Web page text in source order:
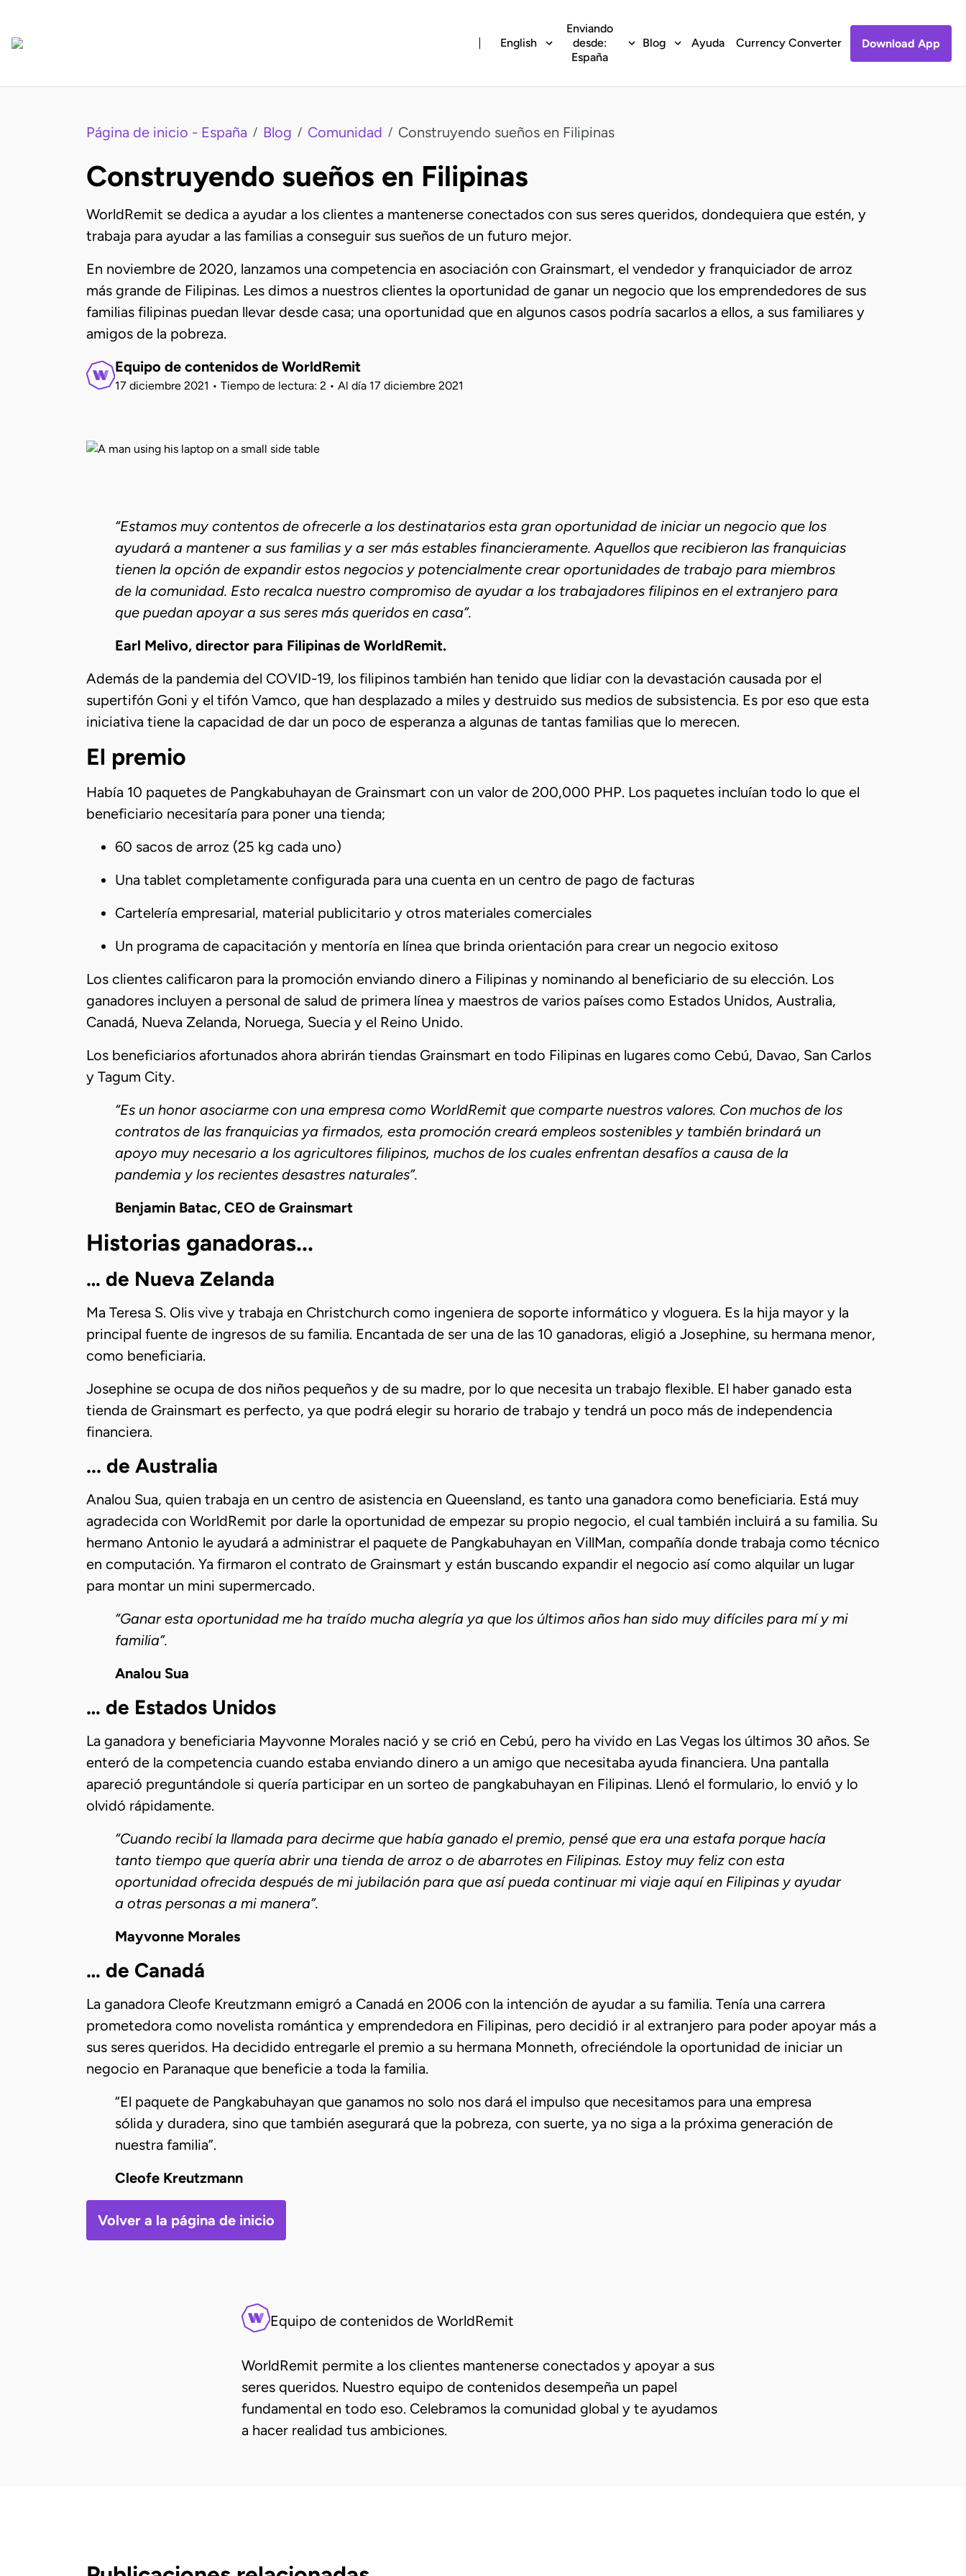
English
Enviando
desde:
España
Blog Ayuda Currency Converter Download App
Página de inicio - España / Blog / Comunidad / Construyendo sueños en Filipinas
Construyendo sueños en Filipinas
WorldRemit se dedica a ayudar a los clientes a mantenerse conectados con sus seres queridos, dondequiera que estén, y
trabaja para ayudar a las familias a conseguir sus sueños de un futuro mejor.
En noviembre de 2020, lanzamos una competencia en asociación con Grainsmart, el vendedor y franquiciador de arroz
más grande de Filipinas. Les dimos a nuestros clientes la oportunidad de ganar un negocio que los emprendedores de sus
familias filipinas puedan llevar desde casa; una oportunidad que en algunos casos podría sacarlos a ellos, a sus familiares y
amigos de la pobreza.
Equipo de contenidos de WorldRemit
17 diciembre 2021 • Tiempo de lectura: 2 • Al día 17 diciembre 2021
“Estamos muy contentos de ofrecerle a los destinatarios esta gran oportunidad de iniciar un negocio que los
ayudará a mantener a sus familias y a ser más estables financieramente. Aquellos que recibieron las franquicias
tienen la opción de expandir estos negocios y potencialmente crear oportunidades de trabajo para miembros
de la comunidad. Esto recalca nuestro compromiso de ayudar a los trabajadores filipinos en el extranjero para
que puedan apoyar a sus seres más queridos en casa”.
Earl Melivo, director para Filipinas de WorldRemit.
Además de la pandemia del COVID-19, los filipinos también han tenido que lidiar con la devastación causada por el
supertifón Goni y el tifón Vamco, que han desplazado a miles y destruido sus medios de subsistencia. Es por eso que esta
iniciativa tiene la capacidad de dar un poco de esperanza a algunas de tantas familias que lo merecen.
El premio
Había 10 paquetes de Pangkabuhayan de Grainsmart con un valor de 200,000 PHP. Los paquetes incluían todo lo que el
beneficiario necesitaría para poner una tienda;
60 sacos de arroz (25 kg cada uno)
Una tablet completamente configurada para una cuenta en un centro de pago de facturas
Cartelería empresarial, material publicitario y otros materiales comerciales
Un programa de capacitación y mentoría en línea que brinda orientación para crear un negocio exitoso
Los clientes calificaron para la promoción enviando dinero a Filipinas y nominando al beneficiario de su elección. Los
ganadores incluyen a personal de salud de primera línea y maestros de varios países como Estados Unidos, Australia,
Canadá, Nueva Zelanda, Noruega, Suecia y el Reino Unido.
Los beneficiarios afortunados ahora abrirán tiendas Grainsmart en todo Filipinas en lugares como Cebú, Davao, San Carlos
y Tagum City.
“Es un honor asociarme con una empresa como WorldRemit que comparte nuestros valores. Con muchos de los
contratos de las franquicias ya firmados, esta promoción creará empleos sostenibles y también brindará un
apoyo muy necesario a los agricultores filipinos, muchos de los cuales enfrentan desafíos a causa de la
pandemia y los recientes desastres naturales”.
Benjamin Batac, CEO de Grainsmart
Historias ganadoras...
… de Nueva Zelanda
Ma Teresa S. Olis vive y trabaja en Christchurch como ingeniera de soporte informático y vloguera. Es la hija mayor y la
principal fuente de ingresos de su familia. Encantada de ser una de las 10 ganadoras, eligió a Josephine, su hermana menor,
como beneficiaria.
Josephine se ocupa de dos niños pequeños y de su madre, por lo que necesita un trabajo flexible. El haber ganado esta
tienda de Grainsmart es perfecto, ya que podrá elegir su horario de trabajo y tendrá un poco más de independencia
financiera.
... de Australia
Analou Sua, quien trabaja en un centro de asistencia en Queensland, es tanto una ganadora como beneficiaria. Está muy
agradecida con WorldRemit por darle la oportunidad de empezar su propio negocio, el cual también incluirá a su familia. Su
hermano Antonio le ayudará a administrar el paquete de Pangkabuhayan en VillMan, compañía donde trabaja como técnico
en computación. Ya firmaron el contrato de Grainsmart y están buscando expandir el negocio así como alquilar un lugar
para montar un mini supermercado.
“Ganar esta oportunidad me ha traído mucha alegría ya que los últimos años han sido muy difíciles para mí y mi
familia”.
Analou Sua
… de Estados Unidos
La ganadora y beneficiaria Mayvonne Morales nació y se crió en Cebú, pero ha vivido en Las Vegas los últimos 30 años. Se
enteró de la competencia cuando estaba enviando dinero a un amigo que necesitaba ayuda financiera. Una pantalla
apareció preguntándole si quería participar en un sorteo de pangkabuhayan en Filipinas. Llenó el formulario, lo envió y lo
olvidó rápidamente.
“Cuando recibí la llamada para decirme que había ganado el premio, pensé que era una estafa porque hacía
tanto tiempo que quería abrir una tienda de arroz o de abarrotes en Filipinas. Estoy muy feliz con esta
oportunidad ofrecida después de mi jubilación para que así pueda continuar mi viaje aquí en Filipinas y ayudar
a otras personas a mi manera”.
Mayvonne Morales
… de Canadá
La ganadora Cleofe Kreutzmann emigró a Canadá en 2006 con la intención de ayudar a su familia. Tenía una carrera
prometedora como novelista romántica y emprendedora en Filipinas, pero decidió ir al extranjero para poder apoyar más a
sus seres queridos. Ha decidido entregarle el premio a su hermana Monneth, ofreciéndole la oportunidad de iniciar un
negocio en Paranaque que beneficie a toda la familia.
“El paquete de Pangkabuhayan que ganamos no solo nos dará el impulso que necesitamos para una empresa
sólida y duradera, sino que también asegurará que la pobreza, con suerte, ya no siga a la próxima generación de
nuestra familia”.
Cleofe Kreutzmann
Volver a la página de inicio
Equipo de contenidos de WorldRemit
WorldRemit permite a los clientes mantenerse conectados y apoyar a sus
seres queridos. Nuestro equipo de contenidos desempeña un papel
fundamental en todo eso. Celebramos la comunidad global y te ayudamos
a hacer realidad tus ambiciones.